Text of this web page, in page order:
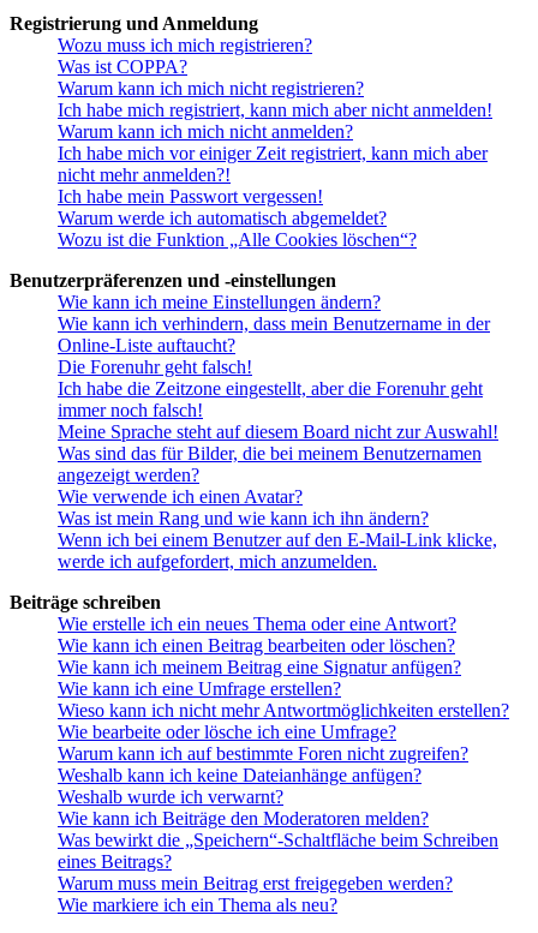
Registrierung und Anmeldung
Wozu muss ich mich registrieren?
Was ist COPPA?
Warum kann ich mich nicht registrieren?
Ich habe mich registriert, kann mich aber nicht anmelden!
Warum kann ich mich nicht anmelden?
Ich habe mich vor einiger Zeit registriert, kann mich aber
nicht mehr anmelden?!
Ich habe mein Passwort vergessen!
Warum werde ich automatisch abgemeldet?
Wozu ist die Funktion „Alle Cookies löschen“?
Benutzerpräferenzen und -einstellungen
Wie kann ich meine Einstellungen ändern?
Wie kann ich verhindern, dass mein Benutzername in der
Online-Liste auftaucht?
Die Forenuhr geht falsch!
Ich habe die Zeitzone eingestellt, aber die Forenuhr geht
immer noch falsch!
Meine Sprache steht auf diesem Board nicht zur Auswahl!
Was sind das für Bilder, die bei meinem Benutzernamen
angezeigt werden?
Wie verwende ich einen Avatar?
Was ist mein Rang und wie kann ich ihn ändern?
Wenn ich bei einem Benutzer auf den E-Mail-Link klicke,
werde ich aufgefordert, mich anzumelden.
Beiträge schreiben
Wie erstelle ich ein neues Thema oder eine Antwort?
Wie kann ich einen Beitrag bearbeiten oder löschen?
Wie kann ich meinem Beitrag eine Signatur anfügen?
Wie kann ich eine Umfrage erstellen?
Wieso kann ich nicht mehr Antwortmöglichkeiten erstellen?
Wie bearbeite oder lösche ich eine Umfrage?
Warum kann ich auf bestimmte Foren nicht zugreifen?
Weshalb kann ich keine Dateianhänge anfügen?
Weshalb wurde ich verwarnt?
Wie kann ich Beiträge den Moderatoren melden?
Was bewirkt die „Speichern“-Schaltfläche beim Schreiben
eines Beitrags?
Warum muss mein Beitrag erst freigegeben werden?
Wie markiere ich ein Thema als neu?